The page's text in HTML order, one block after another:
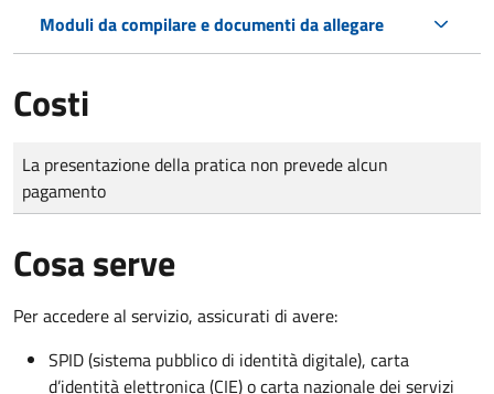
Moduli da compilare e documenti da allegare
Costi
Tipo di pagamento
Importo
La presentazione della pratica non prevede alcun
pagamento
Cosa serve
Per accedere al servizio, assicurati di avere:
SPID (sistema pubblico di identità digitale), carta
d’identità elettronica (CIE) o carta nazionale dei servizi